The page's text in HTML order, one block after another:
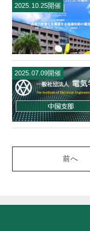
2025.10.25開催
2025.07.09開催
前へ